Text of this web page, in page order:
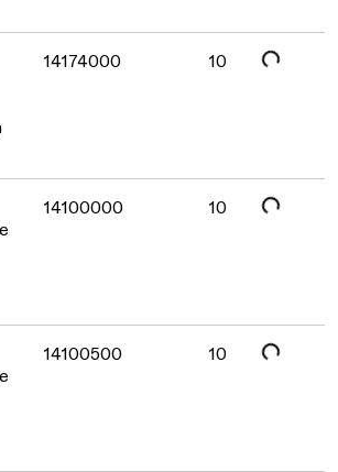
14174000 10
14100000 10
Daten werden geladen. Bitte warten...
14100500 10
Daten werden geladen. Bitte warten...
Daten werden geladen. Bitte warten...